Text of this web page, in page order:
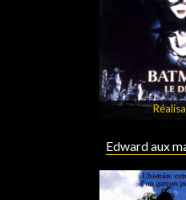
Edward aux